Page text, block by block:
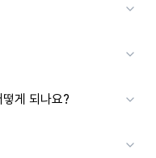
게 되나요?